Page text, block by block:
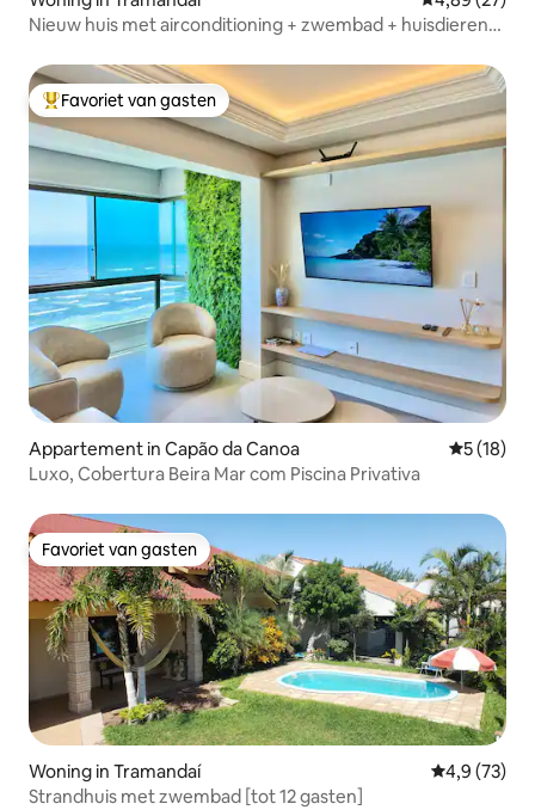
Nieuw huis met airconditioning + zwembad + huisdieren
Topfavoriet van gasten
Favoriet van gasten
Appartement in Capão da Canoa
5 (18)
Luxo, Cobertura Beira Mar com Piscina Privativa
Favoriet van gasten
Favoriet van gasten
Woning in Tramandaí
4,9 (73)
Strandhuis met zwembad [tot 12 gasten]